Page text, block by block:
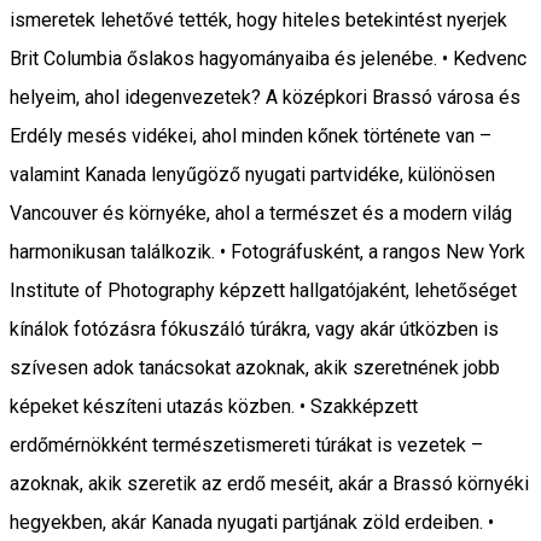
ismeretek lehetővé tették, hogy hiteles betekintést nyerjek
Brit Columbia őslakos hagyományaiba és jelenébe. • Kedvenc
helyeim, ahol idegenvezetek? A középkori Brassó városa és
Erdély mesés vidékei, ahol minden kőnek története van –
valamint Kanada lenyűgöző nyugati partvidéke, különösen
Vancouver és környéke, ahol a természet és a modern világ
harmonikusan találkozik. • Fotográfusként, a rangos New York
Institute of Photography képzett hallgatójaként, lehetőséget
kínálok fotózásra fókuszáló túrákra, vagy akár útközben is
szívesen adok tanácsokat azoknak, akik szeretnének jobb
képeket készíteni utazás közben. • Szakképzett
erdőmérnökként természetismereti túrákat is vezetek –
azoknak, akik szeretik az erdő meséit, akár a Brassó környéki
hegyekben, akár Kanada nyugati partjának zöld erdeiben. •